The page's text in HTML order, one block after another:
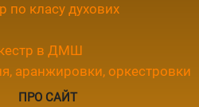
по класу духових
в ДМШ
аранжировки, оркестровки
ПРО САЙТ